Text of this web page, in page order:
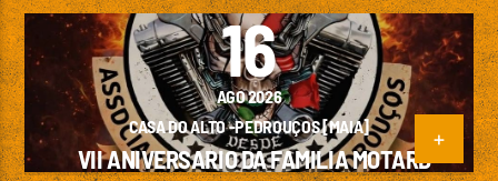
16
AGO 2026
CASA DO ALTO -PEDROUÇOS [MAIA]
VII ANIVERSARIO DA FAMILIA MOTARD